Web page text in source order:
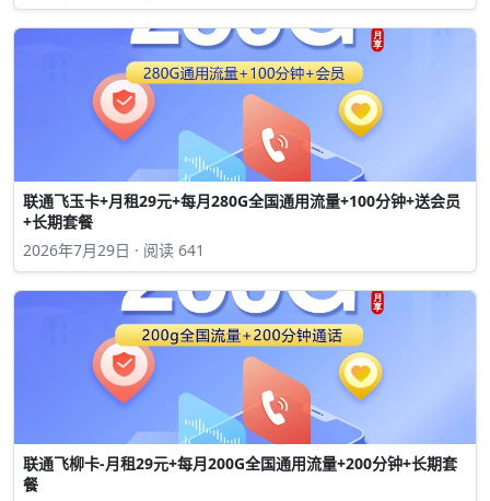
联通飞玉卡+月租29元+每月280G全国通用流量+100分钟+送会员
+长期套餐
2026年7月29日 · 阅读 641
联通飞柳卡-月租29元+每月200G全国通用流量+200分钟+长期套
餐